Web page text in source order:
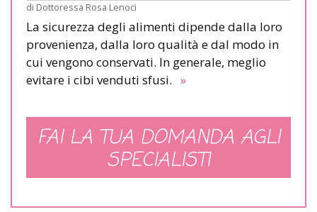
di Dottoressa Rosa Lenoci
La sicurezza degli alimenti dipende dalla loro
provenienza, dalla loro qualità e dal modo in
cui vengono conservati. In generale, meglio
evitare i cibi venduti sfusi. »
FAI LA TUA DOMANDA AGLI
SPECIALISTI